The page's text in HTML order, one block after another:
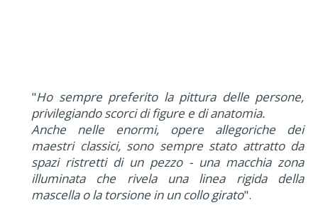
"Ho sempre preferito la pittura delle persone,
privilegiando scorci di figure e di anatomia.
Anche nelle enormi, opere allegoriche dei
maestri classici, sono sempre stato attratto da
spazi ristretti di un pezzo - una macchia zona
illuminata che rivela una linea rigida della
mascella o la torsione in un collo girato".